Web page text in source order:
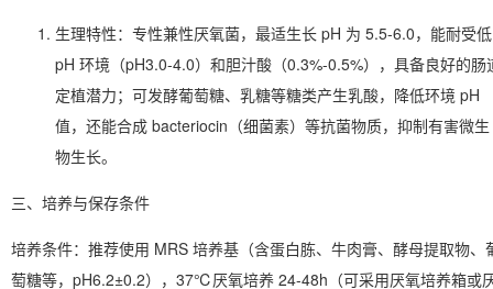
生理特性：专性兼性厌氧菌，最适生长 pH 为 5.5-6.0，能耐受低
pH 环境（pH3.0-4.0）和胆汁酸（0.3%-0.5%），具备良好的肠
定植潜力；可发酵葡萄糖、乳糖等糖类产生乳酸，降低环境 pH
值，还能合成 bacteriocin（细菌素）等抗菌物质，抑制有害微生
物生长。
三、培养与保存条件
培养条件：推荐使用 MRS 培养基（含蛋白胨、牛肉膏、酵母提取物、
萄糖等，pH6.2±0.2），37℃厌氧培养 24-48h（可采用厌氧培养箱或